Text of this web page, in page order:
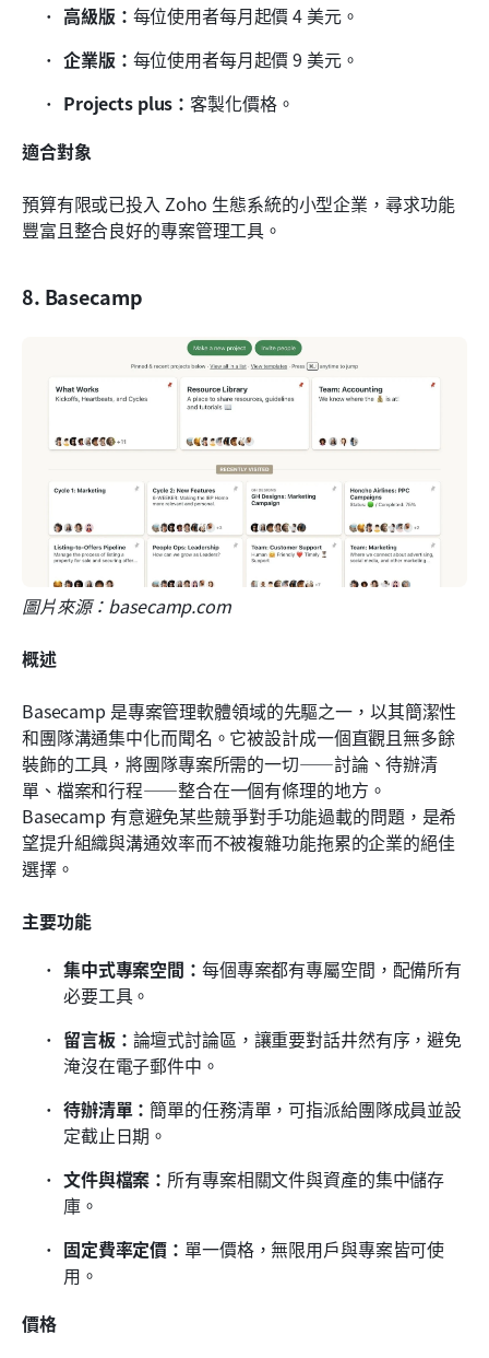
高級版： 每位使用者每月起價 4 美元。
企業版： 每位使用者每月起價 9 美元。
Projects plus：客製化價格。
適合對象
預算有限或已投入 Zoho 生態系統的小型企業，尋求功能
豐富且整合良好的專案管理工具。
8. Basecamp
圖片來源：basecamp.com
概述
Basecamp 是專案管理軟體領域的先驅之一，以其簡潔性
和團隊溝通集中化而聞名。它被設計成一個直觀且無多餘
裝飾的工具，將團隊專案所需的一切——討論、待辦清
單、檔案和行程——整合在一個有條理的地方。
Basecamp 有意避免某些競爭對手功能過載的問題，是希
望提升組織與溝通效率而不被複雜功能拖累的企業的絕佳
選擇。
主要功能
集中式專案空間： 每個專案都有專屬空間，配備所有
必要工具。
留言板： 論壇式討論區，讓重要對話井然有序，避免
淹沒在電子郵件中。
待辦清單： 簡單的任務清單，可指派給團隊成員並設
定截止日期。
文件與檔案： 所有專案相關文件與資產的集中儲存
庫。
固定費率定價： 單一價格，無限用戶與專案皆可使
用。
價格